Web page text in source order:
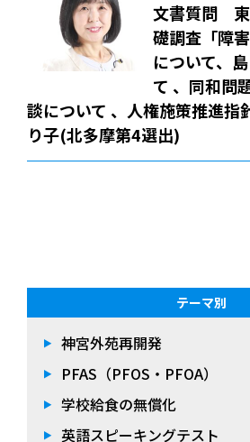
文書質問 東
礎調査「障
について、
て 、同和問
談について 、人権施策推進
り子(北多摩第4選出)
テーマ別
神宮外苑再開発
PFAS（PFOS・PFOA）
学校給食の無償化
英語スピーキングテスト